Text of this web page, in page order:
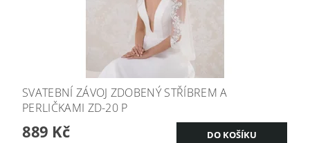
SVATEBNÍ ZÁVOJ ZDOBENÝ STŘÍBREM A
PERLIČKAMI ZD-20 P
889 Kč